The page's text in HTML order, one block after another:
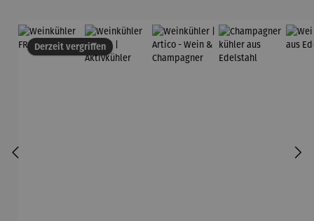
Derzeit vergriffen